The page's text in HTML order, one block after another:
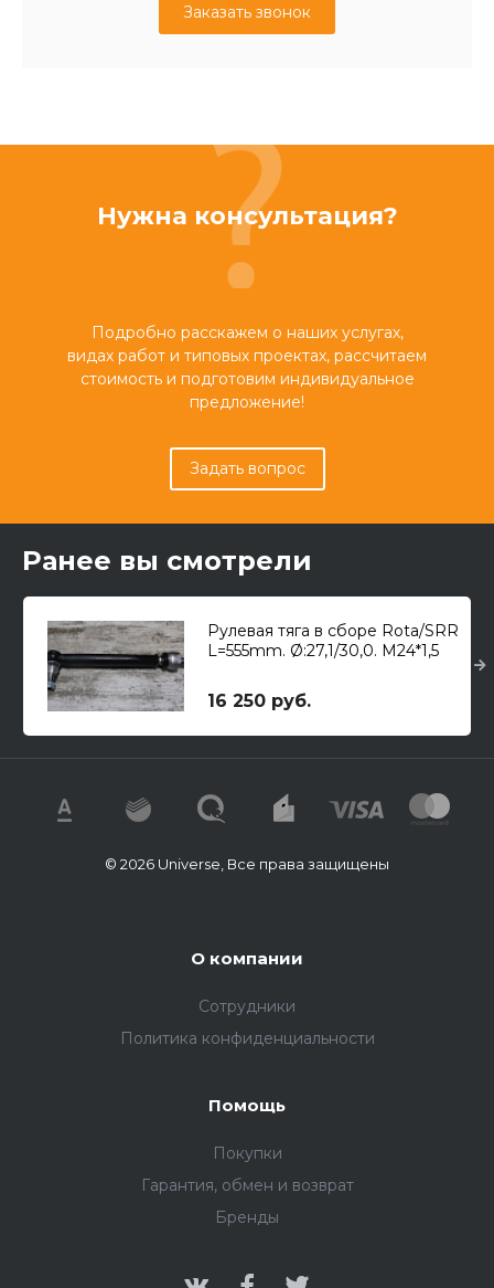
Заказать звонок
Нужна консультация?
Подробно расскажем о наших услугах,
видах работ и типовых проектах, рассчитаем
стоимость и подготовим индивидуальное
предложение!
Задать вопрос
Ранее вы смотрели
Рулевая тяга в сборе Rota/SRR
L=555mm. Ø:27,1/30,0. M24*1,5
16 250 руб.
© 2026 Universe, Все права защищены
О компании
Сотрудники
Политика конфиденциальности
Помощь
Покупки
Гарантия, обмен и возврат
Бренды